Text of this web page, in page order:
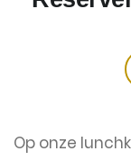
Op onze